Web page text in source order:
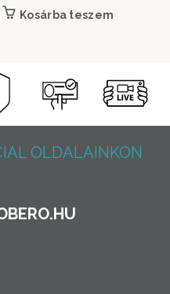
Kosárba teszem
OLDALAINKON